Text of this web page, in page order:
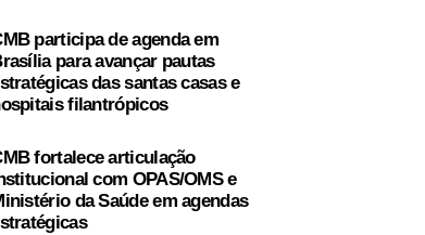
participa de agenda em
para avançar pautas
das santas casas e
filantrópicos
fortalece articulação
com OPAS/OMS e
da Saúde em agendas